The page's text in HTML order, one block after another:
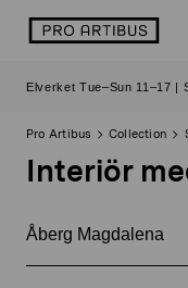
logo
Elverket Tue–Sun 11–17 |
Pro Artibus Collection
Interiör
Åberg Magdalena